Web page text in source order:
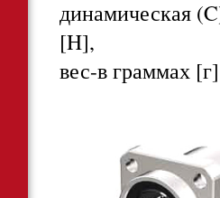
динамическая
[H],
вес-в граммах [г]